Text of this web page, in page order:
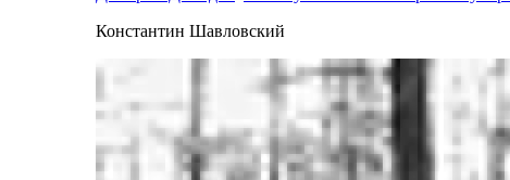
Константин Шавловский